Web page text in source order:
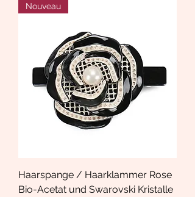
Nouveau
Haarspange / Haarklammer Rose
Bio-Acetat und Swarovski Kristalle